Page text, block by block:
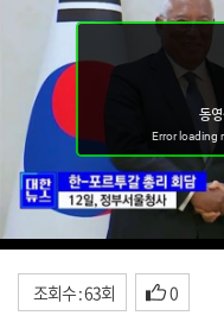
조회수 : 63회 0